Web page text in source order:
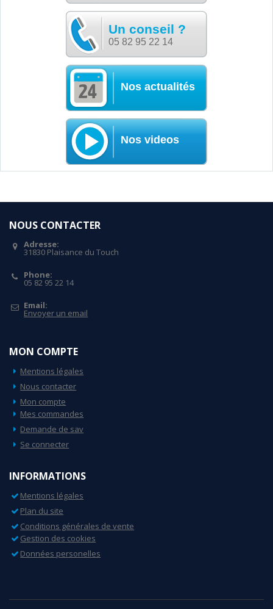
Un conseil ?
05 82 95 22 14
Nos actualités
Nos videos
NOUS CONTACTER
Adresse:
31830 Plaisance du Touch
Phone:
05 82 95 22 14
Email:
Envoyer un email
MON COMPTE
Mentions légales
Nous contacter
Mon compte
Mes commandes
Demande de sav
Se connecter
INFORMATIONS
Mentions légales
Plan du site
Conditions générales de vente
Gestion des cookies
Données personelles